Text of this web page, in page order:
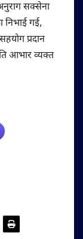
सक्सेना
निभाई गई,
प्रदान
आभार व्यक्त